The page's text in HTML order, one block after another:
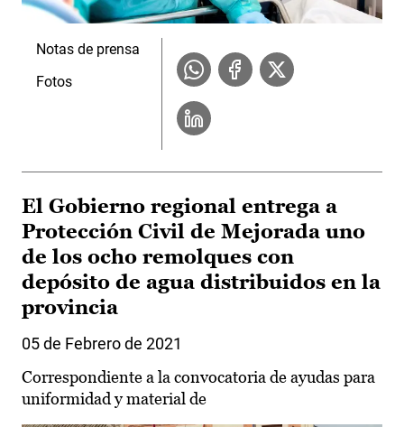
Notas de prensa
Fotos
El Gobierno regional entrega a
Protección Civil de Mejorada uno
de los ocho remolques con
depósito de agua distribuidos en la
provincia
05 de Febrero de 2021
Correspondiente a la convocatoria de ayudas para
uniformidad y material de